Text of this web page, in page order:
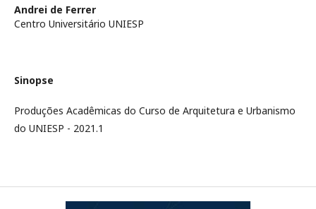
Andrei de Ferrer
Centro Universitário UNIESP
Sinopse
Produções Acadêmicas do Curso de Arquitetura e Urbanismo
do UNIESP - 2021.1